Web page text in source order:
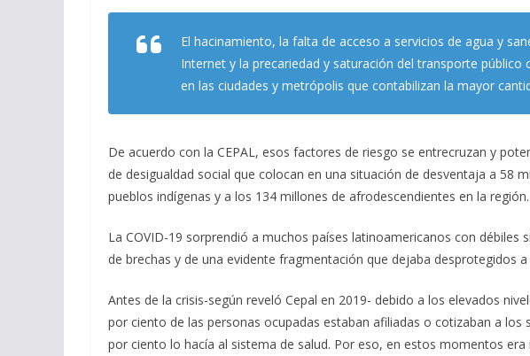
El hacinamiento, la falta de acceso a servicios de agua y
Internet y la precariedad y saturación del transporte
en las ciudades y metrópolis que contabilizan la mayor
De acuerdo con la CEPAL, esos factores de riesgo se entrecruzan y
de desigualdad social que colocan en una situación de desventaja a 58
pueblos indígenas y a los 134 millones de afrodescendientes en la región.
La COVID-19 sorprendió a muchos países latinoamericanos con débiles
de brechas y de una evidente fragmentación que dejaba desprotegidos
Antes de la crisis-según reveló Cepal en 2019- debido a los elevados
por ciento de las personas ocupadas estaban afiliadas o cotizaban a los
por ciento lo hacía al sistema de salud. Por eso, en estos momentos